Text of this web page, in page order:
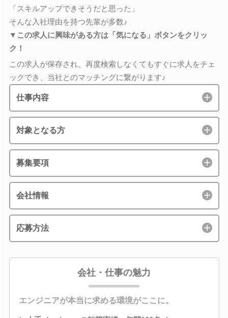
「スキルアップできそうだと思った」
そんな入社理由を持つ先輩が多数♪
▼この求人に興味がある方は「気になる」ボタンをクリッ
ク！
この求人が保存され、再度検索しなくてもすぐに求人をチェ
ックでき、当社とのマッチングに繋がります♪
仕事内容
対象となる方
募集要項
会社情報
応募方法
会社・仕事の魅力
エンジニアが本当に求める環境がここに。